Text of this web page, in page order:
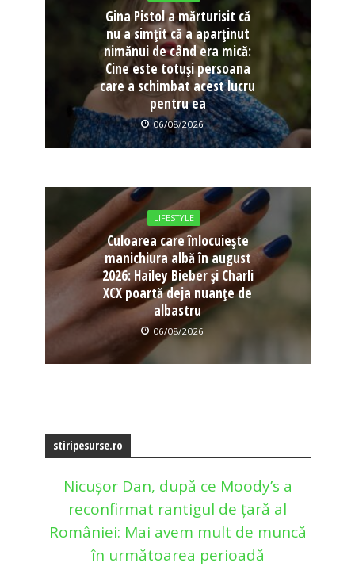
Gina Pistol a mărturisit că
nu a simțit că a aparținut
nimănui de când era mică:
Cine este totuși persoana
care a schimbat acest lucru
pentru ea
06/08/2026
LIFESTYLE
Culoarea care înlocuiește
manichiura albă în august
2026: Hailey Bieber și Charli
XCX poartă deja nuanțe de
albastru
06/08/2026
stiripesurse.ro
Nicușor Dan, după ce Moody’s a
reconfirmat rantigul de țară al
României: Mai avem mult de muncă
în următoarea perioadă